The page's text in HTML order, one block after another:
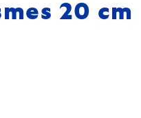
20 cm